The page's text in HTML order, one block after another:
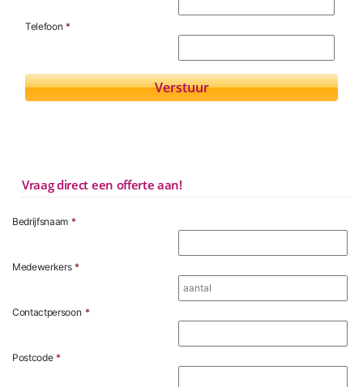
Telefoon *
Vraag direct een offerte aan!
Bedrijfsnaam *
Medewerkers *
Contactpersoon *
Postcode *